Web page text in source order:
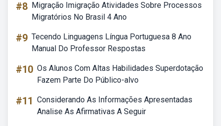
#8 Migração Imigração Atividades Sobre Processos
Migratórios No Brasil 4 Ano
#9 Tecendo Linguagens Língua Portuguesa 8 Ano
Manual Do Professor Respostas
#10 Os Alunos Com Altas Habilidades Superdotação
Fazem Parte Do Público-alvo
#11 Considerando As Informações Apresentadas
Analise As Afirmativas A Seguir